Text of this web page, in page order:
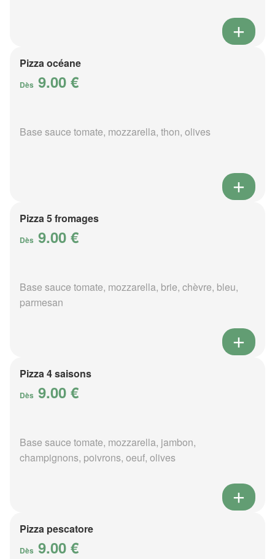
Pizza océane
Dès 9.00 €
Base sauce tomate, mozzarella, thon, olives
Pizza 5 fromages
Dès 9.00 €
Base sauce tomate, mozzarella, brie, chèvre, bleu,
parmesan
Pizza 4 saisons
Dès 9.00 €
Base sauce tomate, mozzarella, jambon,
champignons, poivrons, oeuf, olives
Pizza pescatore
Dès 9.00 €